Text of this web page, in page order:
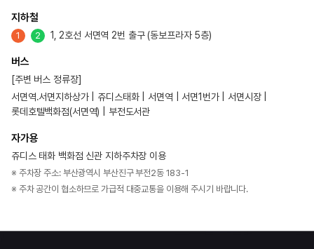
지하철
1 2 1, 2호선 서면역 2번 출구 (동보프라자 5층)
버스
[주변 버스 정류장]
서면역.서면지하상가 | 쥬디스태화 | 서면역 | 서면1번가 | 서면시장 |
롯데호텔백화점(서면역) | 부전도서관
자가용
쥬디스 태화 백화점 신관 지하주차장 이용
※ 주차장 주소: 부산광역시 부산진구 부전2동 183-1
※ 주차 공간이 협소하므로 가급적 대중교통을 이용해 주시기 바랍니다.